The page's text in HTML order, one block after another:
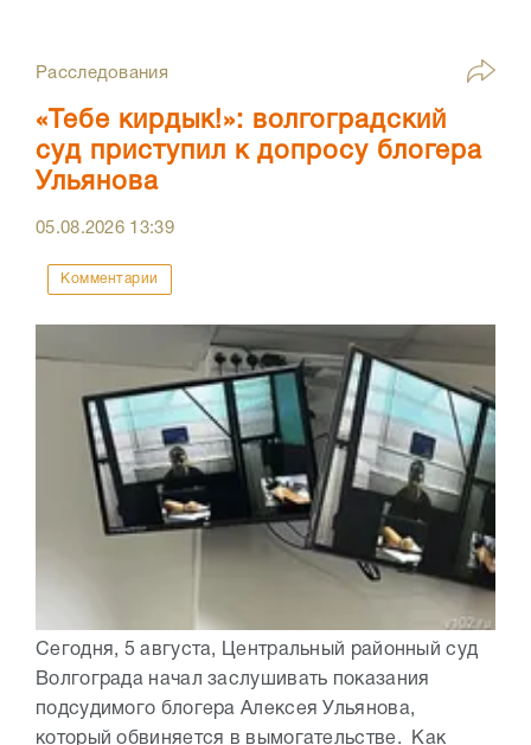
Расследования
«Тебе кирдык!»: волгоградский
суд приступил к допросу блогера
Ульянова
05.08.2026 13:39
Комментарии
Сегодня, 5 августа, Центральный районный суд
Волгограда начал заслушивать показания
подсудимого блогера Алексея Ульянова,
который обвиняется в вымогательстве. Как